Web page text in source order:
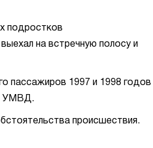
подростков
на встречную полосу и
пассажиров 1997 и 1998 годов
УМВД.
происшествия.